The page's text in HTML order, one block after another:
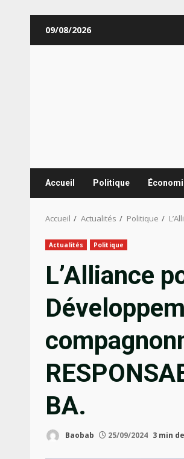
09/08/2026
Accueil Politique
Accueil Actualités Politique
Actualités Politique
L’Alliance
BA.
Baobab 25/09/2024 3 min